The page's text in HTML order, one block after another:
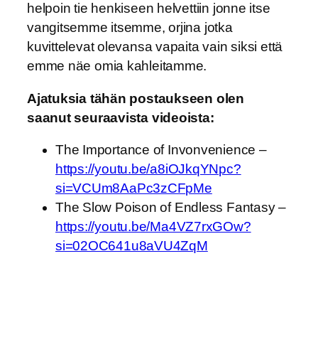
helpoin tie henkiseen helvettiin jonne itse
vangitsemme itsemme, orjina jotka
kuvittelevat olevansa vapaita vain siksi että
emme näe omia kahleitamme.
Ajatuksia tähän postaukseen olen
saanut seuraavista videoista:
The Importance of Invonvenience –
https://youtu.be/a8iOJkqYNpc?
si=VCUm8AaPc3zCFpMe
The Slow Poison of Endless Fantasy –
https://youtu.be/Ma4VZ7rxGOw?
si=02OC641u8aVU4ZqM